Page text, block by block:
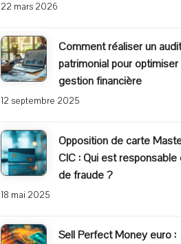
22 mars 2026
Comment réaliser un audit
patrimonial pour
gestion financière
12 septembre 2025
Opposition de carte
CIC : Qui est responsable
de fraude ?
18 mai 2025
Sell Perfect Money euro :